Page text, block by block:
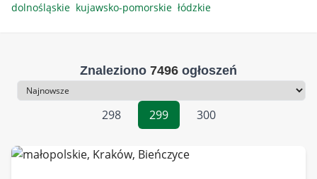
dolnośląskie kujawsko-pomorskie łódzkie
Znaleziono 7496 ogłoszeń
Sortowanie
298
299 300